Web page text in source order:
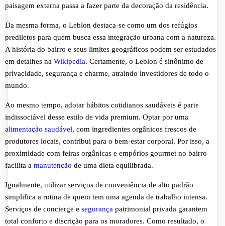
paisagem externa passa a fazer parte da decoração da residência.
Da mesma forma, o Leblon destaca-se como um dos refúgios
prediletos para quem busca essa integração urbana com a natureza.
A história do bairro e seus limites geográficos podem ser estudados
em detalhes na Wikipedia. Certamente, o Leblon é sinônimo de
privacidade, segurança e charme, atraindo investidores de todo o
mundo.
Ao mesmo tempo, adotar hábitos cotidianos saudáveis é parte
indissociável desse estilo de vida premium. Optar por uma
alimentação saudável, com ingredientes orgânicos frescos de
produtores locais, contribui para o bem-estar corporal. Por isso, a
proximidade com feiras orgânicas e empórios gourmet no bairro
facilita a manutenção de uma dieta equilibrada.
Igualmente, utilizar serviços de conveniência de alto padrão
simplifica a rotina de quem tem uma agenda de trabalho intensa.
Serviços de concierge e segurança patrimonial privada garantem
total conforto e discrição para os moradores. Como resultado, o